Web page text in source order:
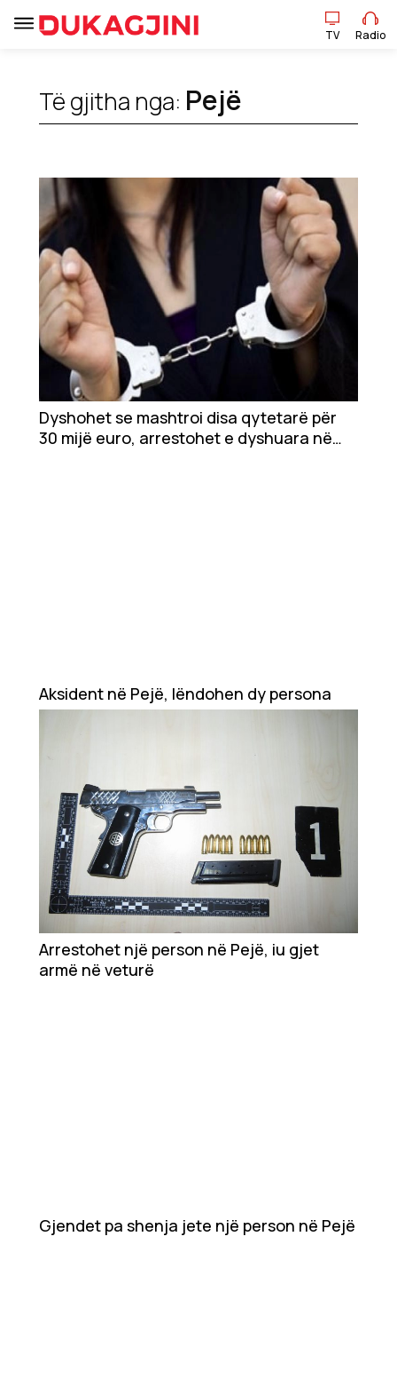
Lajme
Sport
Pikëpamje
Art Jete
Kulturë
Showbiz
Ekonomi
TV Radio
Të gjitha nga: Pejë
Dyshohet se mashtroi disa qytetarë për
30 mijë euro, arrestohet e dyshuara në
Aksident në Pejë, lëndohen dy persona
Arrestohet një person në Pejë, iu gjet
armë në veturë
Gjendet pa shenja jete një person në Pejë